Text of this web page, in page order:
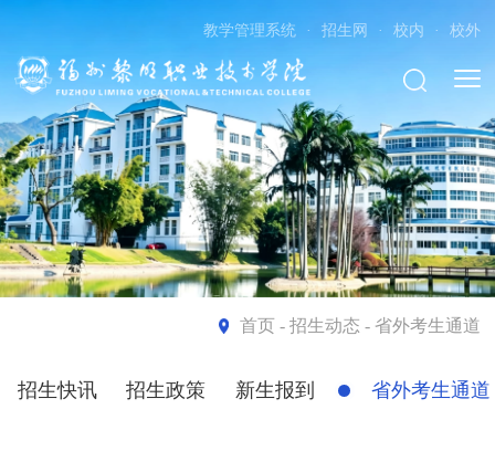
教学管理系统 · 招生网 · 校内 · 校外
首页- 招生动态 - 省外考生通道
招生快讯 招生政策 新生报到 省外考生通道